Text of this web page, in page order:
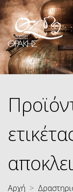
Παράκαμψη προς
Αρχή